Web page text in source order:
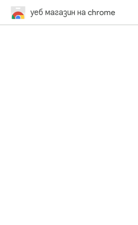
уеб магазин на chrome